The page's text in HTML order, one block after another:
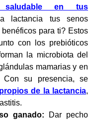
saludable en tus
lactancia tus senos
para ti? Estos
con los prebióticos
la microbiota del
mamarias y en
Con su presencia, se
de la lactancia,
ganado: Dar pecho